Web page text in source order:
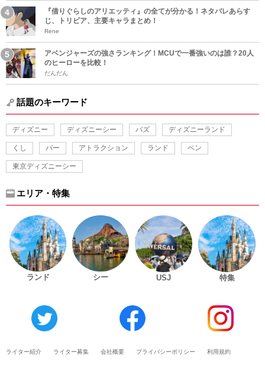
『借りぐらしのアリエッティ』の全てが分かる！ネタバレあらす
じ、トリビア、主要キャラまとめ！
Rene
アベンジャーズの強さランキング！MCUで一番強いのは誰？20人
のヒーローを比較！
だんだん
話題のキーワード
ディズニー ディズニーシー バズ ディズニーランド
くし バー アトラクション ランド ペン
東京ディズニーシー
エリア・特集
ランド シー USJ 特集
ライター紹介 ライター募集 会社概要 プライバシーポリシー 利用規約